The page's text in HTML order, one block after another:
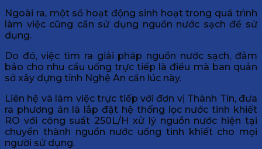
Ngoài ra, một số hoạt động sinh hoạt trong quá trình
làm việc cũng cần sử dụng nguồn nước sạch để sử
dụng.
Do đó, việc tìm ra giải pháp nguồn nước sạch, đảm
bảo cho nhu cầu uống trực tiếp là điều mà ban quản
sở xây dựng tỉnh Nghệ An cần lúc này.
Liên hệ và làm việc trực tiếp với đơn vị Thành Tín, đưa
ra phương án là lắp đặt hệ thống lọc nước tinh khiết
RO với công suất 250L/H xử lý nguồn nước hiện tại
chuyển thành nguồn nước uống tinh khiết cho mọi
người sử dụng.